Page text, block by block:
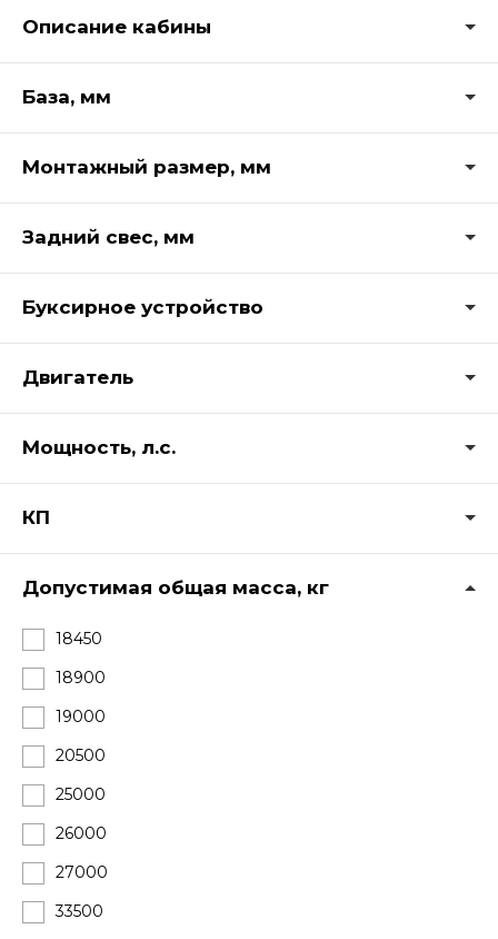
Описание кабины
База, мм
Монтажный размер, мм
Задний свес, мм
Буксирное устройство
Двигатель
Мощность, л.с.
КП
Допустимая общая масса, кг
18450
18900
19000
20500
25000
26000
27000
33500